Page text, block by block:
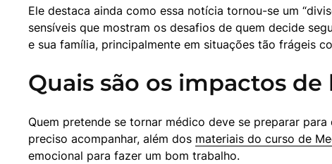
Ele destaca ainda como essa notícia tornou-se um
sensíveis que mostram os desafios de quem decide
e sua família, principalmente em situações tão frágeis
Quais são os impactos
Quem pretende se tornar médico deve se preparar
preciso acompanhar, além dos materiais do curso de
emocional para fazer um bom trabalho.